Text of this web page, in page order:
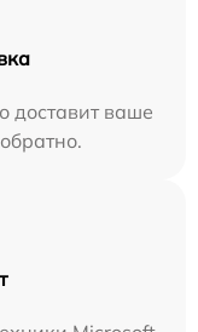
доставит ваше